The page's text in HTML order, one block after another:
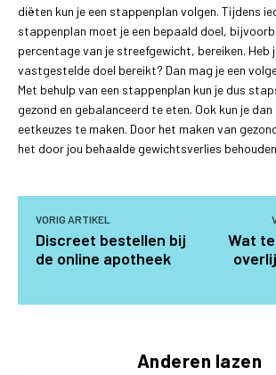
Anderen lazen
diëten kun je een stappenplan volgen. Tijdens
stappenplan moet je een bepaald doel,
percentage van je streefgewicht, bereiken. Heb
vastgestelde doel bereikt? Dan mag je een
Met behulp van een stappenplan kun je dus
gezond en gebalanceerd te eten. Ook kun je
eetkeuzes te maken. Door het maken van
het door jou behaalde gewichtsverlies
VORIG ARTIKEL
Discreet bestellen bij
de online apotheek
Wat